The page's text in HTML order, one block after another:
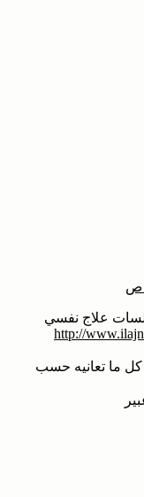
علاج نفسي
http://
ما تعانيه حسب